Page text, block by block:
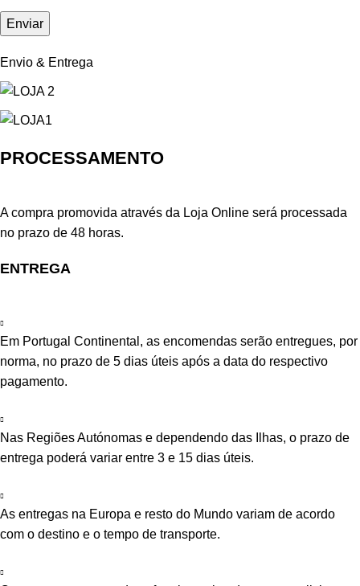
Envio & Entrega
PROCESSAMENTO
A compra promovida através da Loja Online será processada
no prazo de 48 horas.
ENTREGA
Em Portugal Continental, as encomendas serão entregues, por
norma, no prazo de 5 dias úteis após a data do respectivo
pagamento.
Nas Regiões Autónomas e dependendo das Ilhas, o prazo de
entrega poderá variar entre 3 e 15 dias úteis.
As entregas na Europa e resto do Mundo variam de acordo
com o destino e o tempo de transporte.